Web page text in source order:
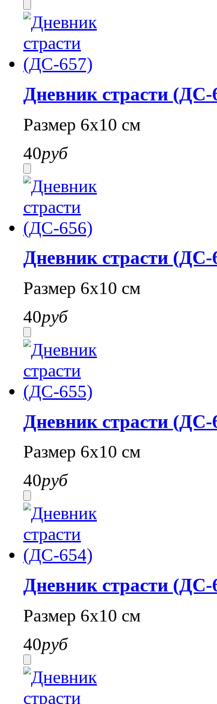
Дневник страсти (ДС-
Размер 6х10 см
40руб
Дневник страсти (ДС-
Размер 6х10 см
40руб
Дневник страсти (ДС-
Размер 6х10 см
40руб
Дневник страсти (ДС-
Размер 6х10 см
40руб